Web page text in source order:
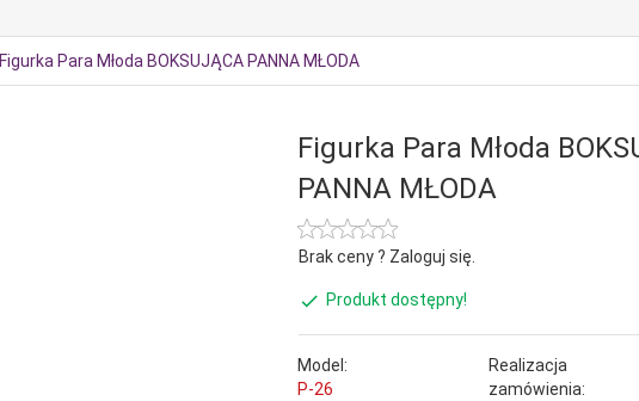
Figurka Para Młoda BOKSUJĄCA PANNA MŁODA
Figurka Para Młoda
PANNA MŁODA
Brak ceny ? Zaloguj się.
Produkt dostępny!
Model:
P-26
Realizacja
zamówienia: